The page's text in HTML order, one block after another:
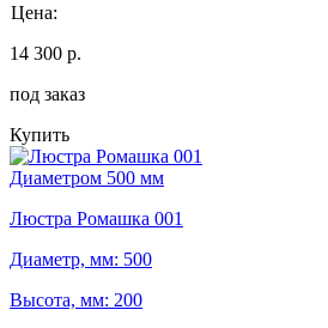
Цена:
14 300 р.
под заказ
Купить
Диаметром 500 мм
Люстра Ромашка 001
Диаметр, мм: 500
Высота, мм: 200